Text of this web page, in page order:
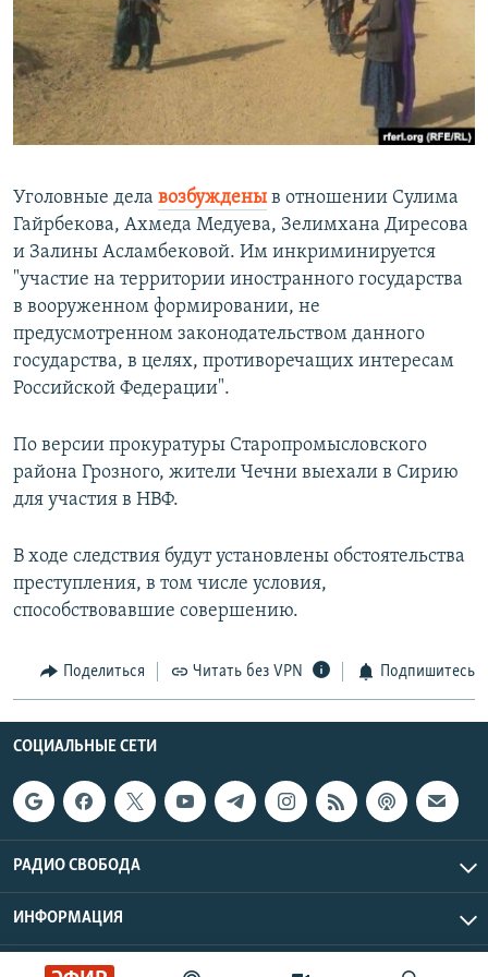
РАСПИСАНИЕ ВЕЩАНИЯ
ПОДПИШИТЕСЬ НА РАССЫЛКУ
СОЦИАЛЬНЫЕ СЕТИ
Уголовные дела возбуждены в отношении Сулима
Гайрбекова, Ахмеда Медуева, Зелимхана Диресова
и Залины Асламбековой. Им инкриминируется
"участие на территории иностранного государства
в вооруженном формировании, не
предусмотренном законодательством данного
государства, в целях, противоречащих интересам
Российской Федерации".
По версии прокуратуры Старопромысловского
района Грозного, жители Чечни выехали в Сирию
для участия в НВФ.
В ходе следствия будут установлены обстоятельства
преступления, в том числе условия,
способствовавшие совершению.
Поделиться Читать без VPN Подпишитесь
СОЦИАЛЬНЫЕ СЕТИ
РАДИО СВОБОДА
ИНФОРМАЦИЯ